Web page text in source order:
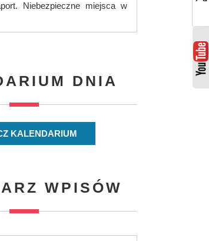
Niebezpieczne miejsca w
DNIA
KALENDARIUM
WPISÓW